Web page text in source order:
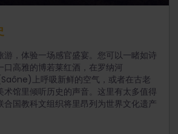
游，体验一场感官盛宴。您可以一睹如诗
口高雅的博若莱红酒，在罗纳河
上呼吸新鲜的空气，或者在古老
术馆里倾听历史的声音。这里有太多值得
合国教科文组织将里昂列为世界文化遗产